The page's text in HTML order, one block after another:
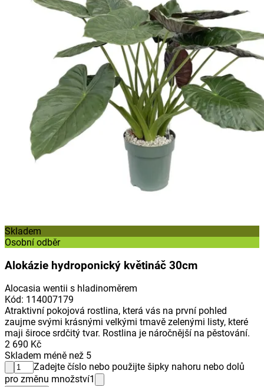
Skladem
Osobní odběr
Alokázie hydroponický květináč 30cm
Alocasia wentii s hladinoměrem
Kód: 114007179
Atraktivní pokojová rostlina, která vás na první pohled
zaujme svými krásnými velkými tmavě zelenými listy, které
maji široce srdčitý tvar. Rostlina je náročnější na pěstování.
2 690 Kč
Skladem méně než 5
Zadejte číslo nebo použijte šipky nahoru nebo dolů
pro změnu množství1